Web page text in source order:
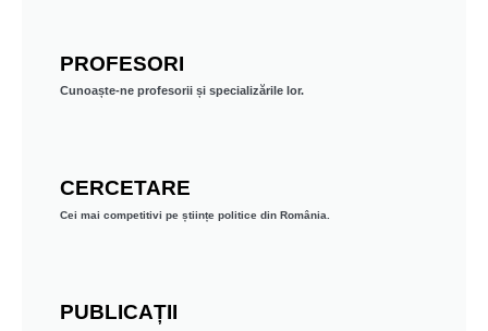
PROFESORI
Cunoaște-ne profesorii și specializările lor.
CERCETARE
Cei mai competitivi pe științe politice din România.
PUBLICAȚII